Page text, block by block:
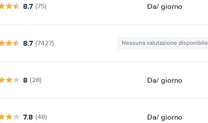
8.7 (75) Da/ giorno
8.7 (7427) Nessuna valutazione disponibile
8 (28) Da/ giorno
7.8 (48) Da/ giorno